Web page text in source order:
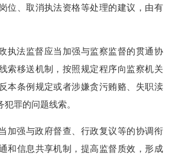
位、取消执法资格等处理的建议，由有
执法监督应当加强与监察监督的贯通协
索移送机制，按照规定程序向监察机关
本条例规定或者涉嫌贪污贿赂、失职渎
罪的问题线索。
加强与政府督查、行政复议等的协调衔
和信息共享机制，提高监督质效，形成